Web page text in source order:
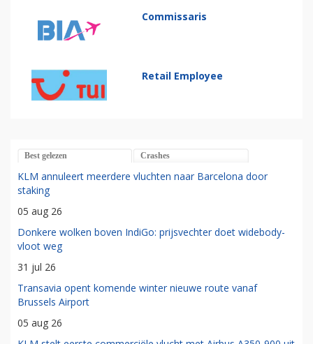
Commissaris
Retail Employee
Best gelezen Crashes
KLM annuleert meerdere vluchten naar Barcelona door
staking
05 aug 26
Donkere wolken boven IndiGo: prijsvechter doet widebody-
vloot weg
31 jul 26
Transavia opent komende winter nieuwe route vanaf
Brussels Airport
05 aug 26